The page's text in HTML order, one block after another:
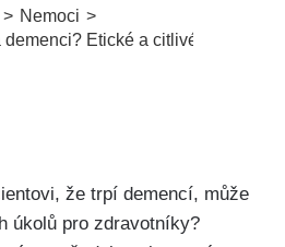
> Nemoci >
Etické a citlivé
že trpí demencí, může
úkolů pro zdravotníky?